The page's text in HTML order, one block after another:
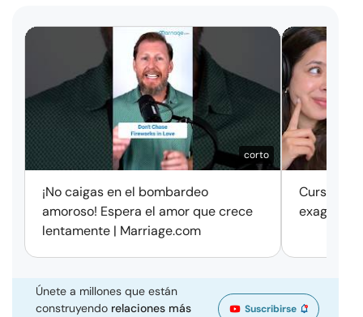
corto
¡No caigas en el bombardeo
amoroso! Espera el amor que crece
lentamente | Marriage.com
Cursos
Únete a millones que están
construyendo relaciones más
Suscribirse